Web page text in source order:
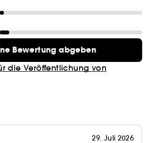
Bewertung abgeben
die Veröffentlichung von
29. Juli 2026